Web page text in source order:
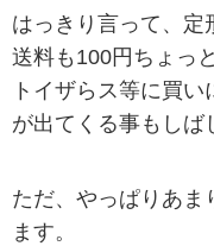
はっきり言って、定
送料も100円ちょっ
トイザらス等に買
が出てくる事もしば
ただ、やっぱりあま
ます。